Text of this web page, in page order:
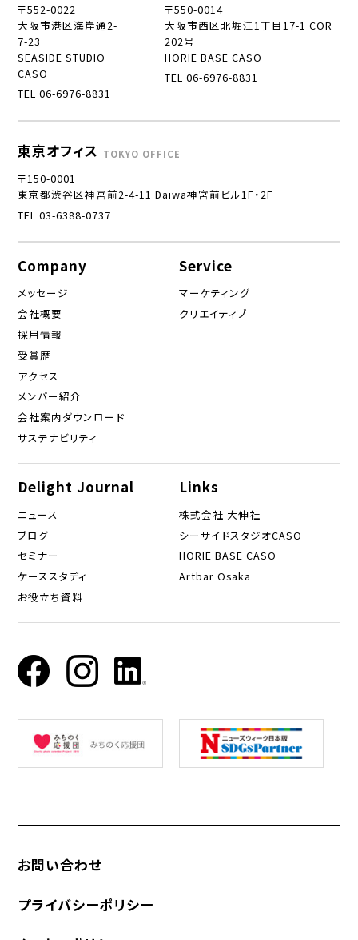
〒552-0022
大阪市港区海岸通2-
7-23
SEASIDE STUDIO
CASO
TEL 06-6976-8831
〒550-0014
大阪市西区北堀江1丁目17-1 COR
202号
HORIE BASE CASO
TEL 06-6976-8831
東京オフィス TOKYO OFFICE
〒150-0001
東京都渋谷区神宮前2-4-11 Daiwa神宮前ビル1F・2F
TEL 03-6388-0737
Company
メッセージ
会社概要
採用情報
受賞歴
アクセス
メンバー紹介
会社案内ダウンロード
サステナビリティ
Service
マーケティング
クリエイティブ
Delight Journal
ニュース
ブログ
セミナー
ケーススタディ
お役立ち資料
Links
株式会社 大伸社
シーサイドスタジオCASO
HORIE BASE CASO
Artbar Osaka
お問い合わせ
プライバシーポリシー